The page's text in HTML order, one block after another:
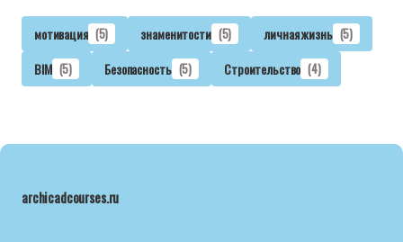
мотивация (5) знаменитости (5) личная жизнь (5)
BIM (5) Безопасность (5) Строительство (4)
archicadcourses.ru